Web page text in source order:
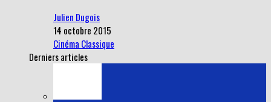
Julien Dugois
14 octobre 2015
Cinéma Classique
Derniers articles